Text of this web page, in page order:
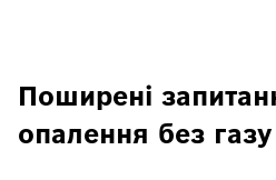
Поширені
опалення без газу